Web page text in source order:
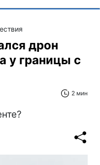
дрон
у границы с
2 мин